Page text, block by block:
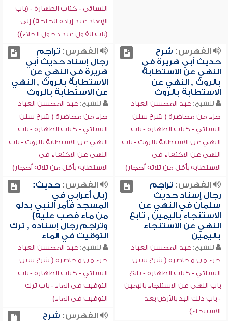
النسائي - كتاب الطهارة - (باب
الإبعاد عند إرادة الحاجة) إلى
(باب القول عند دخول الخلاء))
الفهرس: شرح
حديث أبي هريرة في
النهي عن الاستطابة
بالروث , النهي عن
الاستطابة بالروث
للشيخ: عبد المحسن العباد
جزء من محاضرة ( شرح سنن
النسائي - كتاب الطهارة - باب
النهي عن الاستطابة بالروث - باب
النهي عن الاكتفاء في
الاستطابة بأقل من ثلاثة أحجار)
الفهرس: تراجم
رجال إسناد حديث أبي
هريرة في النهي عن
الاستطابة بالروث , النهي
عن الاستطابة بالروث
للشيخ: عبد المحسن العباد
جزء من محاضرة ( شرح سنن
النسائي - كتاب الطهارة - باب
النهي عن الاستطابة بالروث - باب
النهي عن الاكتفاء في
الاستطابة بأقل من ثلاثة أحجار)
الفهرس: تراجم
رجال إسناد حديث
سلمان في النهي عن
الاستنجاء باليمين , تابع
النهي عن الاستنجاء
باليمين
للشيخ: عبد المحسن العباد
جزء من محاضرة ( شرح سنن
النسائي - كتاب الطهارة - تابع
باب النهي عن الاستنجاء باليمين
- باب دلك اليد بالأرض بعد
الاستنجاء)
الفهرس:حديث:
(بال أعرابي في
المسجد فأمر النبي بدلو
من ماء فصب عليه)
وتراجم رجال إسناده , ترك
التوقيت في الماء
للشيخ: عبد المحسن العباد
جزء من محاضرة ( شرح سنن
النسائي - كتاب الطهارة - باب
التوقيت في الماء - باب ترك
التوقيت في الماء)
الفهرس: شرح